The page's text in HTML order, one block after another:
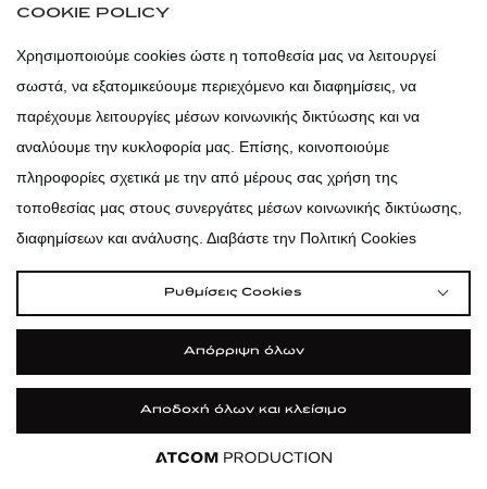
ΕΓΓΡΑΦΗ
δεδομένων .
atticadps
atticaofficial |atticabeauty
atticadps
atticadps
COOKIE POLICY
Χρησιμοποιούμε cookies ώστε η τοποθεσία μας να λειτουργεί
σωστά, να εξατομικεύουμε περιεχόμενο και διαφημίσεις, να
παρέχουμε λειτουργίες μέσων κοινωνικής δικτύωσης και να
αναλύουμε την κυκλοφορία μας. Επίσης, κοινοποιούμε
πληροφορίες σχετικά με την από μέρους σας χρήση της
τοποθεσίας μας στους συνεργάτες μέσων κοινωνικής δικτύωσης,
διαφημίσεων και ανάλυσης. Διαβάστε την Πολιτική Cookies
Ρυθμίσεις Cookies
Απόρριψη όλων
Αποδοχή όλων και κλείσιμο